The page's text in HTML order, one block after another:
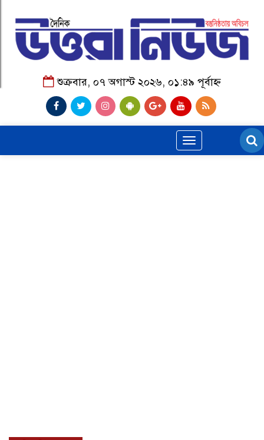
শুক্রবার, ০৭ অগাস্ট ২০২৬, ০১:৪৯ পূর্বাহ্ন
Toggle
navigation